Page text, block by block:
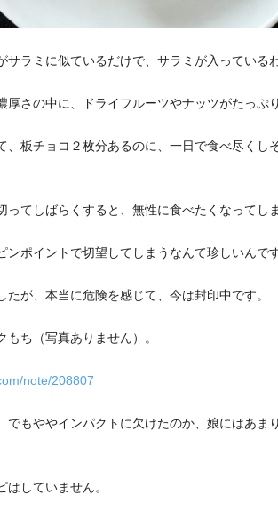
サラミに似ているだけで、サラミが入っている
厚さの中に、ドライフルーツやナッツがたっぷ
、板チョコ２枚分あるのに、一日で食べ尽くし
ってしばらくすると、無性に食べたくなってし
ンポイントで切望してしまうなんて珍しいんで
たが、本当に危険を感じて、今は封印中です。
ち（写真ありません）。
note/208807
でもややインパクトに欠けたのか、娘にはあま
していません。